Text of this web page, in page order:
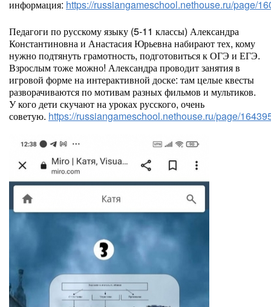
информация: https://russiangameschool.nethouse.ru/page/
Педагоги по русскому языку (5-11 классы) Александра
Константиновна и Анастасия Юрьевна набирают тех, кому
нужно подтянуть грамотность, подготовиться к ОГЭ и ЕГЭ.
Взрослым тоже можно! Александра проводит занятия в
игровой форме на интерактивной доске: там целые квесты
разворачиваются по мотивам разных фильмов и мультиков.
У кого дети скучают на уроках русского, очень
советую. https://russiangameschool.nethouse.ru/page/